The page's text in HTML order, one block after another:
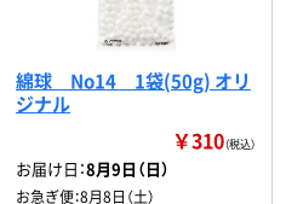
綿球 Nо14 1袋(50g) オリ
ジナル
￥310（税込）
お届け日：8月9日（日）
お急ぎ便：8月8日（土）